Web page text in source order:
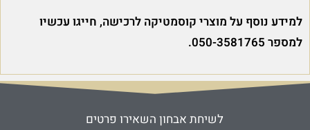
למידע נוסף על מוצרי קוסמטיקה לרכישה, חייגו עכשיו
למספר 050-3581765.
לשיחת אבחון השאירו פרטים